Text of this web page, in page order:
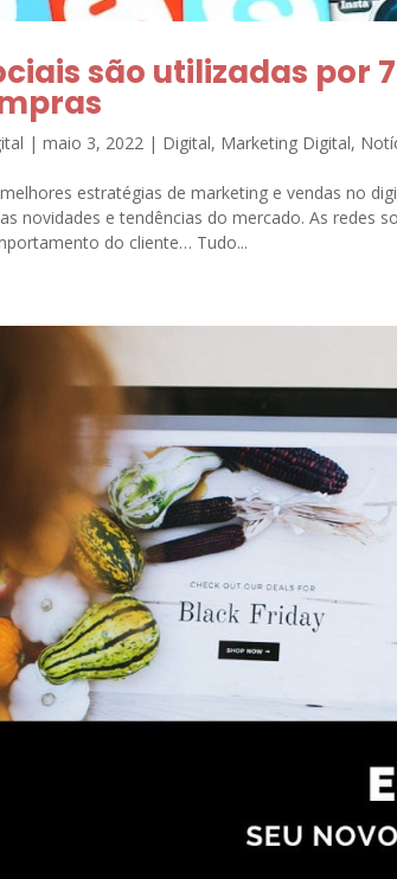
são utilizadas por
|maio 3, 2022 | Digital, Marketing Digital,
estratégias de marketing e vendas no
novidades e tendências do mercado. As redes
do cliente… Tudo...